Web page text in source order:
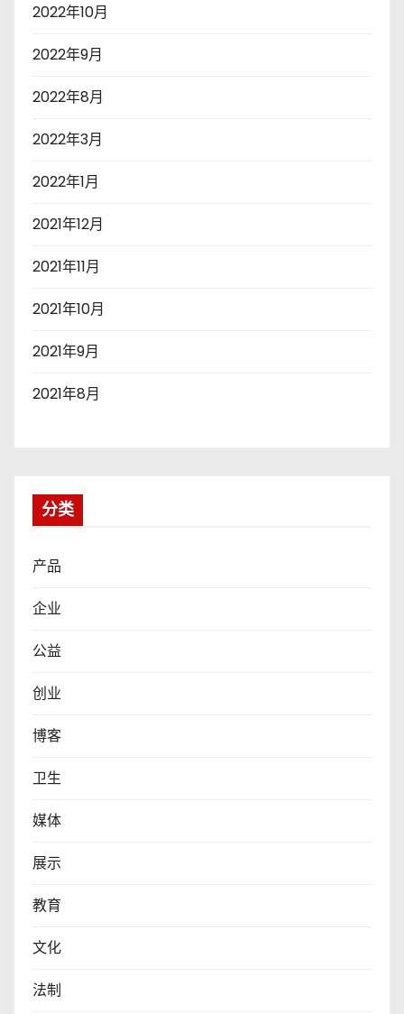
2022年10月
2022年9月
2022年8月
2022年3月
2022年1月
2021年12月
2021年11月
2021年10月
2021年9月
2021年8月
分类
产品
企业
公益
创业
博客
卫生
媒体
展示
教育
文化
法制